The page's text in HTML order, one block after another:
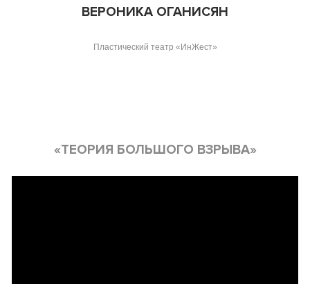
ВЕРОНИКА ОГАНИСЯН
Пластический театр «ИнЖест»
«ТЕОРИЯ БОЛЬШОГО ВЗРЫВА»